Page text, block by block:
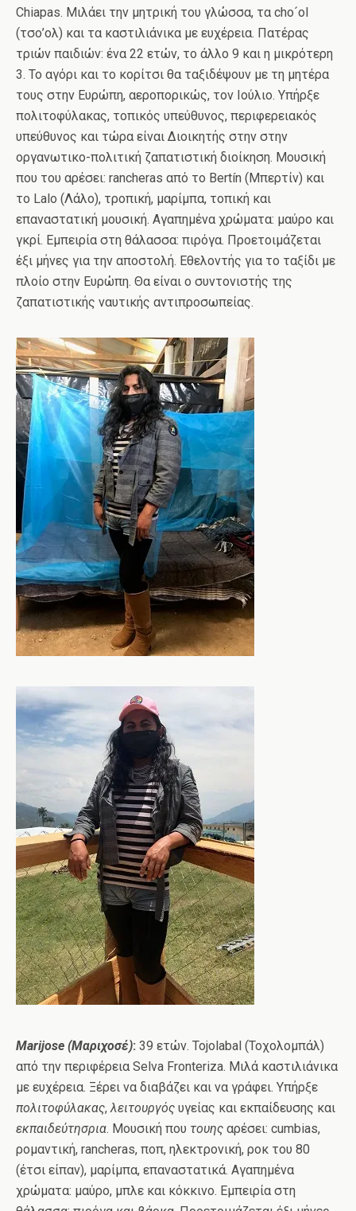
Chiapas. Μιλάει την μητρική του γλώσσα, τα cho´ol
(τσο’ολ) και τα καστιλιάνικα με ευχέρεια. Πατέρας
τριών παιδιών: ένα 22 ετών, το άλλο 9 και η μικρότερη
3. Το αγόρι και το κορίτσι θα ταξιδέψουν με τη μητέρα
τους στην Ευρώπη, αεροπορικώς, τον Ιούλιο. Υπήρξε
πολιτοφύλακας, τοπικός υπεύθυνος, περιφερειακός
υπεύθυνος και τώρα είναι Διοικητής στην στην
οργανωτικο-πολιτική ζαπατιστική διοίκηση. Μουσική
που του αρέσει: rancheras από το Bertín (Μπερτίν) και
το Lalo (Λάλο), τροπική, μαρίμπα, τοπική και
επαναστατική μουσική. Αγαπημένα χρώματα: μαύρο και
γκρί. Εμπειρία στη θάλασσα: πιρόγα. Προετοιμάζεται
έξι μήνες για την αποστολή. Εθελοντής για το ταξίδι με
πλοίο στην Ευρώπη. Θα είναι ο συντονιστής της
ζαπατιστικής ναυτικής αντιπροσωπείας.
Marijose (Μαριχοσέ): 39 ετών. Tojolabal (Τοχολομπάλ)
από την περιφέρεια Selva Fronteriza. Μιλά καστιλιάνικα
με ευχέρεια. Ξέρει να διαβάζει και να γράφει. Υπήρξε
πολιτοφύλακας,λειτουργός υγείας και εκπαίδευσης και
εκπαιδεύτησρια. Μουσική που τουης αρέσει: cumbias,
ρομαντική, rancheras, ποπ, ηλεκτρονική, ροκ του 80
(έτσι είπαν), μαρίμπα, επαναστατικά. Αγαπημένα
χρώματα: μαύρο, μπλε και κόκκινο. Εμπειρία στη